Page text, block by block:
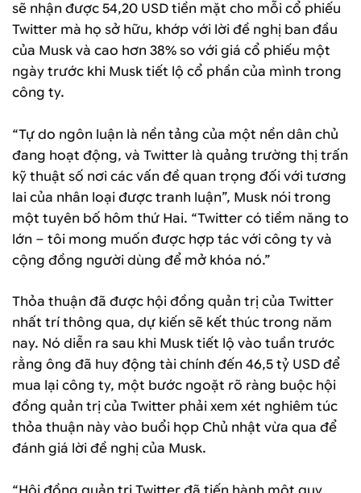
sẽ nhận được 54,20 USD tiền mặt cho mỗi cổ phiếu
Twitter mà họ sở hữu, khớp với lời đề nghị ban đầu
của Musk và cao hơn 38% so với giá cổ phiếu một
ngày trước khi Musk tiết lộ cổ phần của mình trong
công ty.
“Tự do ngôn luận là nền tảng của một nền dân chủ
đang hoạt động, và Twitter là quảng trường thị trấn
kỹ thuật số nơi các vấn đề quan trọng đối với tương
lai của nhân loại được tranh luận”, Musk nói trong
một tuyên bố hôm thứ Hai. “Twitter có tiềm năng to
lớn – tôi mong muốn được hợp tác với công ty và
cộng đồng người dùng để mở khóa nó.”
Thỏa thuận đã được hội đồng quản trị của Twitter
nhất trí thông qua, dự kiến ​​sẽ kết thúc trong năm
nay. Nó diễn ra sau khi Musk tiết lộ vào tuần trước
rằng ông đã huy động tài chính đến 46,5 tỷ USD để
mua lại công ty, một bước ngoặt rõ ràng buộc hội
đồng quản trị của Twitter phải xem xét nghiêm túc
thỏa thuận này vào buổi họp Chủ nhật vừa qua để
đánh giá lời đề nghị của Musk.